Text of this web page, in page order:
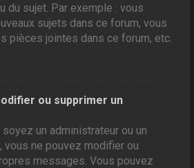
du sujet. Par exemple : vous
sujets dans ce forum, vous
pièces jointes dans ce forum, etc.
ou supprimer un
un administrateur ou un
vous ne pouvez modifier ou
messages. Vous pouvez